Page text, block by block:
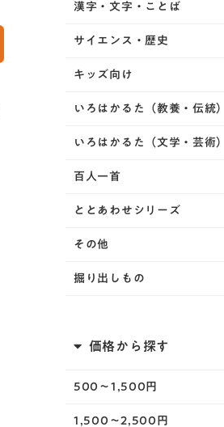
漢字・文字・ことば
サイエンス・歴史
キッズ向け
いろはかるた（教養・伝統）
いろはかるた（文学・芸術）
百人一首
ととあわせシリーズ
その他
掘り出しもの
価格から探す
500～1,500円
1,500～2,500円